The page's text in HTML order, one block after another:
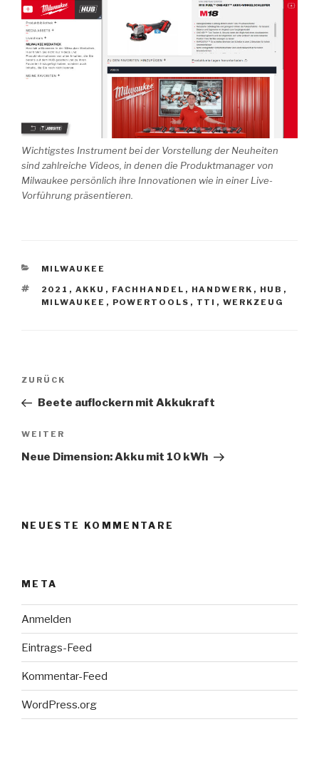
Wichtigstes Instrument bei der Vorstellung der Neuheiten
sind zahlreiche Videos, in denen die Produktmanager von
Milwaukee persönlich ihre Innovationen wie in einer Live-
Vorführung präsentieren.
KATEGORIEN
MILWAUKEE
SCHLAGWÖRTER
2021 , AKKU , FACHHANDEL , HANDWERK , HUB ,
MILWAUKEE , POWERTOOLS , TTI , WERKZEUG
Beitragsnavigation
Vorheriger
Beitrag
ZURÜCK
Beete auflockern mit Akkukraft
Nächster
Beitrag
WEITER
Neue Dimension: Akku mit 10 kWh
NEUESTE KOMMENTARE
META
Anmelden
Eintrags-Feed
Kommentar-Feed
WordPress.org